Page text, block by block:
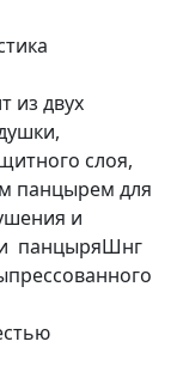
из двух
слоя,
панцырем для
и
панцыряШнг